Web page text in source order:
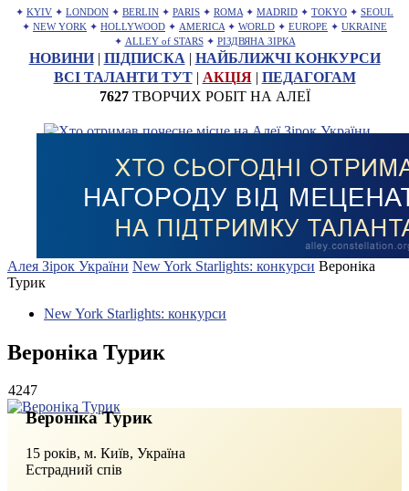
✦ KYIV ✦ LONDON ✦ BERLIN ✦ PARIS ✦ ROMA ✦ MADRID ✦ TOKYO ✦ SEOUL
✦ NEW YORK ✦ HOLLYWOOD ✦ AMERICA ✦ WORLD ✦ EUROPE ✦ UKRAINE
✦ ALLEY of STARS ✦ РІЗДВЯНА ЗІРКА
НОВИНИ| ПІДПИСКА | НАЙБЛИЖЧІ КОНКУРСИ
ВСІ ТАЛАНТИ ТУТ| АКЦІЯ| ПЕДАГОГАМ
7627ТВОРЧИХ РОБІТ НА АЛЕЇ
Алея Зірок України New York Starlights: конкурси Вероніка
Турик
New York Starlights: конкурси
Вероніка Турик
4247
Вероніка Турик
15 років, м. Київ, Україна
Естрадний спів